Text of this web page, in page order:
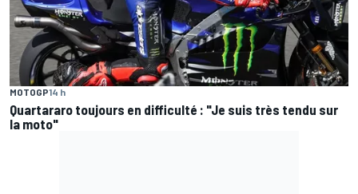
MOTOGP14 h
Quartararo toujours en difficulté : "Je suis très tendu sur
la moto"